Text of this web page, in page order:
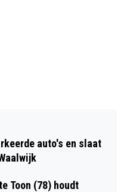
UITGERUKT
DE EFTELING
NIEUWE
OOST
auto's en slaat
Toon (78) houdt